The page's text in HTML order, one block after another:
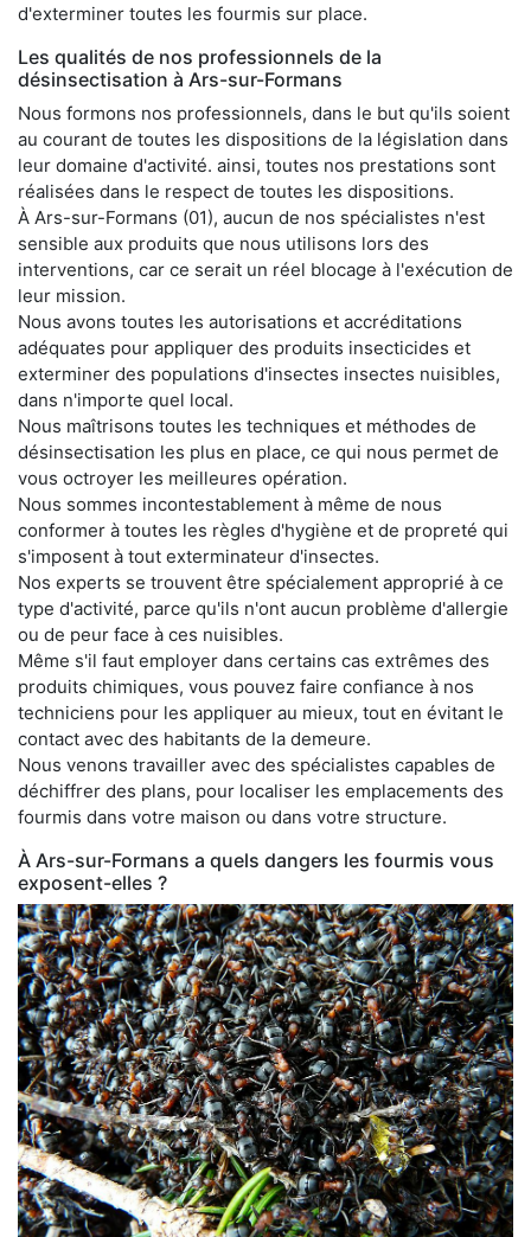
d'exterminer toutes les fourmis sur place.
Les qualités de nos professionnels de la
désinsectisation à Ars-sur-Formans
Nous formons nos professionnels, dans le but qu'ils soient
au courant de toutes les dispositions de la législation dans
leur domaine d'activité. ainsi, toutes nos prestations sont
réalisées dans le respect de toutes les dispositions.
À Ars-sur-Formans (01), aucun de nos spécialistes n'est
sensible aux produits que nous utilisons lors des
interventions, car ce serait un réel blocage à l'exécution de
leur mission.
Nous avons toutes les autorisations et accréditations
adéquates pour appliquer des produits insecticides et
exterminer des populations d'insectes insectes nuisibles,
dans n'importe quel local.
Nous maîtrisons toutes les techniques et méthodes de
désinsectisation les plus en place, ce qui nous permet de
vous octroyer les meilleures opération.
Nous sommes incontestablement à même de nous
conformer à toutes les règles d'hygiène et de propreté qui
s'imposent à tout exterminateur d'insectes.
Nos experts se trouvent être spécialement approprié à ce
type d'activité, parce qu'ils n'ont aucun problème d'allergie
ou de peur face à ces nuisibles.
Même s'il faut employer dans certains cas extrêmes des
produits chimiques, vous pouvez faire confiance à nos
techniciens pour les appliquer au mieux, tout en évitant le
contact avec des habitants de la demeure.
Nous venons travailler avec des spécialistes capables de
déchiffrer des plans, pour localiser les emplacements des
fourmis dans votre maison ou dans votre structure.
À Ars-sur-Formans a quels dangers les fourmis vous
exposent-elles ?